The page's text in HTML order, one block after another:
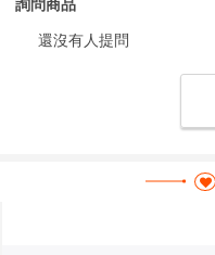
詢問商品
還沒有人提問